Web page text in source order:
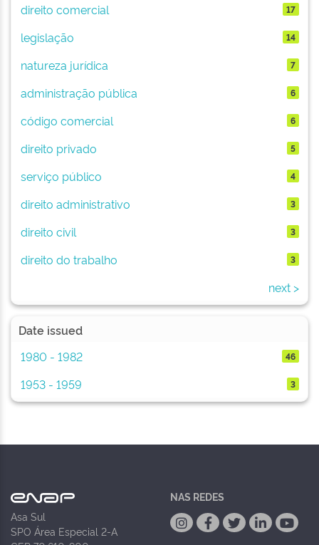
direito comercial
17
legislação 14
natureza jurídica 7
administração pública 6
código comercial 6
direito privado 5
serviço público 4
direito administrativo 3
direito civil 3
direito do trabalho 3
next >
Date issued
1980 - 1982
46
1953 - 1959 3
Asa Sul
SPO Área Especial 2-A
NAS REDES